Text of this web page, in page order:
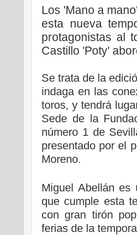
Los 'Mano a
esta nueva
protagonistas al
Castillo 'Poty'
Se trata de la
indaga en las
toros, y tendrá
Sede de la
número 1 de
presentado por el
Moreno.
Miguel Abellán es
que cumple esta
con gran tirón
ferias de la